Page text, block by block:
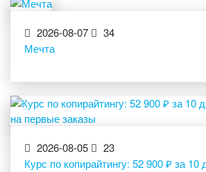
2026-08-07
34
Мечта
2026-08-05
23
Курс по копирайтингу: 52 900 ₽ за 10